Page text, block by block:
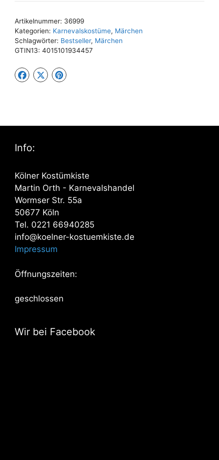
Artikelnummer: 36999
Kategorien: Karnevalskostüme, Märchen
Schlagwörter: Bestseller, Märchen
GTIN13: 4015101934457
Info:
Kölner Kostümkiste
Martin Orth - Karnevalshandel
Wormser Str. 55a
50677 Köln
Tel. 0221 66940285
info@koelner-kostuemkiste.de
Impressum
Öffnungszeiten:
geschlossen
Wir bei Facebook